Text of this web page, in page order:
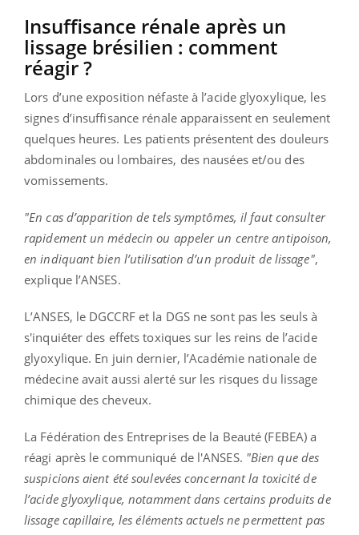
Insuffisance rénale après un
lissage brésilien : comment
réagir ?
Lors d’une exposition néfaste à l’acide glyoxylique, les
signes d’insuffisance rénale apparaissent en seulement
quelques heures. Les patients présentent des douleurs
abdominales ou lombaires, des nausées et/ou des
vomissements.
"En cas d’apparition de tels symptômes, il faut consulter
rapidement un médecin ou appeler un centre antipoison,
en indiquant bien l’utilisation d’un produit de lissage",
explique l’ANSES.
L’ANSES, le DGCCRF et la DGS ne sont pas les seuls à
s'inquiéter des effets toxiques sur les reins de l’acide
glyoxylique. En juin dernier, l’Académie nationale de
médecine avait aussi alerté sur les risques du lissage
chimique des cheveux.
La Fédération des Entreprises de la Beauté (FEBEA) a
réagi après le communiqué de l'ANSES. "Bien que des
suspicions aient été soulevées concernant la toxicité de
l’acide glyoxylique, notamment dans certains produits de
lissage capillaire, les éléments actuels ne permettent pas